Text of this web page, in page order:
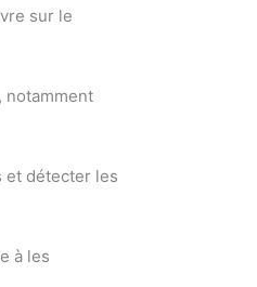
sur le
notamment
et détecter les
à les